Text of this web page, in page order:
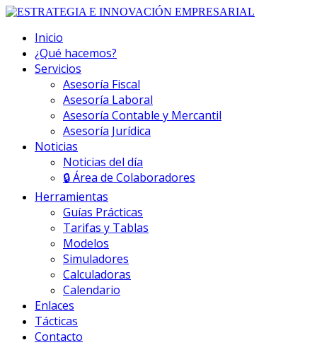
Inicio
¿Qué hacemos?
Servicios
Asesoría Fiscal
Asesoría Laboral
Asesoría Contable y Mercantil
Asesoría Jurídica
Noticias
Noticias del día
🔒 Área de Colaboradores
Herramientas
Guías Prácticas
Tarifas y Tablas
Modelos
Simuladores
Calculadoras
Calendario
Enlaces
Tácticas
Contacto